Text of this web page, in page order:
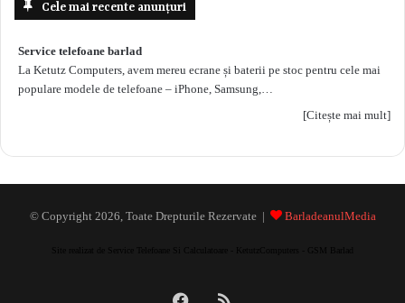
Cele mai recente anunțuri
Service telefoane barlad
La Ketutz Computers, avem mereu ecrane și baterii pe stoc pentru cele mai
populare modele de telefoane – iPhone, Samsung,…
[Citește mai mult]
© Copyright 2026, Toate Drepturile Rezervate | BarladeanulMedia